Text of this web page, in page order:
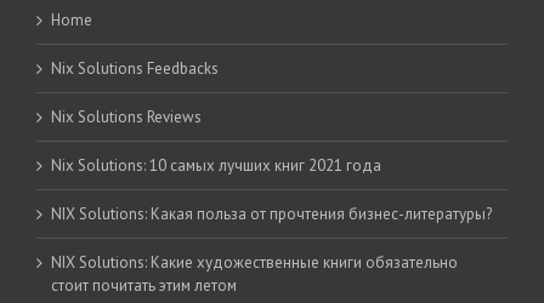
Home
Nix Solutions Feedbacks
Nix Solutions Reviews
Nix Solutions: 10 самых лучших книг 2021 года
NIX Solutions: Какая польза от прочтения бизнес-литературы?
NIX Solutions: Какие художественные книги обязательно
стоит почитать этим летом